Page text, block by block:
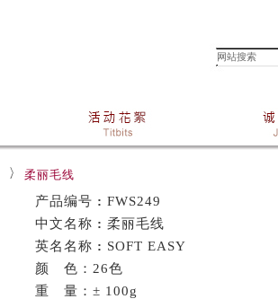
柔丽毛线
产品编号 : FWS249
中文名称 : 柔丽毛线
英名名称 : SOFT EASY
颜 色：26色
重 量：± 100g